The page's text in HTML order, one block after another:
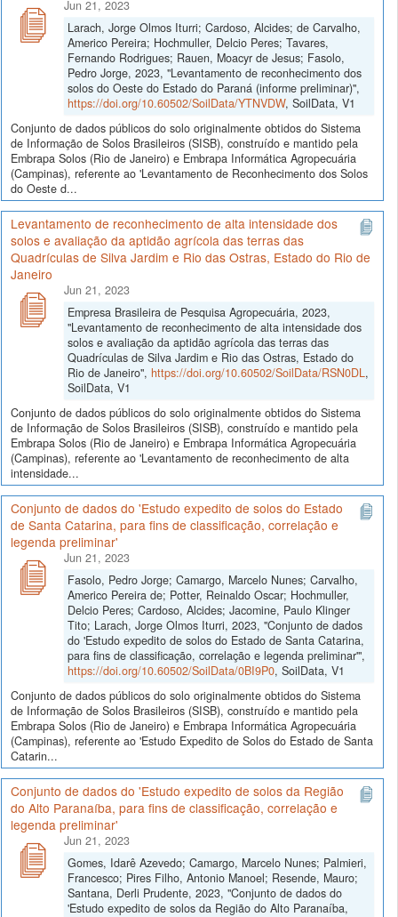
Jun 21, 2023
Larach, Jorge Olmos Iturri; Cardoso, Alcides; de Carvalho,
Americo Pereira; Hochmuller, Delcio Peres; Tavares,
Fernando Rodrigues; Rauen, Moacyr de Jesus; Fasolo,
Pedro Jorge, 2023, "Levantamento de reconhecimento dos
solos do Oeste do Estado do Paraná (informe preliminar)",
https://doi.org/10.60502/SoilData/YTNVDW, SoilData, V1
Conjunto de dados públicos do solo originalmente obtidos do Sistema
de Informação de Solos Brasileiros (SISB), construído e mantido pela
Embrapa Solos (Rio de Janeiro) e Embrapa Informática Agropecuária
(Campinas), referente ao 'Levantamento de Reconhecimento dos Solos
do Oeste d...
Levantamento de reconhecimento de alta intensidade dos
solos e avaliação da aptidão agrícola das terras das
Quadrículas de Silva Jardim e Rio das Ostras, Estado do Rio de
Janeiro
Jun 21, 2023
Empresa Brasileira de Pesquisa Agropecuária, 2023,
"Levantamento de reconhecimento de alta intensidade dos
solos e avaliação da aptidão agrícola das terras das
Quadrículas de Silva Jardim e Rio das Ostras, Estado do
Rio de Janeiro", https://doi.org/10.60502/SoilData/RSN0DL,
SoilData, V1
Conjunto de dados públicos do solo originalmente obtidos do Sistema
de Informação de Solos Brasileiros (SISB), construído e mantido pela
Embrapa Solos (Rio de Janeiro) e Embrapa Informática Agropecuária
(Campinas), referente ao 'Levantamento de reconhecimento de alta
intensidade...
Conjunto de dados do 'Estudo expedito de solos do Estado
de Santa Catarina, para fins de classificação, correlação e
legenda preliminar'
Jun 21, 2023
Fasolo, Pedro Jorge; Camargo, Marcelo Nunes; Carvalho,
Americo Pereira de; Potter, Reinaldo Oscar; Hochmuller,
Delcio Peres; Cardoso, Alcides; Jacomine, Paulo Klinger
Tito; Larach, Jorge Olmos Iturri, 2023, "Conjunto de dados
do 'Estudo expedito de solos do Estado de Santa Catarina,
para fins de classificação, correlação e legenda preliminar'",
https://doi.org/10.60502/SoilData/0BI9P0, SoilData, V1
Conjunto de dados públicos do solo originalmente obtidos do Sistema
de Informação de Solos Brasileiros (SISB), construído e mantido pela
Embrapa Solos (Rio de Janeiro) e Embrapa Informática Agropecuária
(Campinas), referente ao 'Estudo Expedito de Solos do Estado de Santa
Catarin...
Conjunto de dados do 'Estudo expedito de solos da Região
do Alto Paranaíba, para fins de classificação, correlação e
legenda preliminar'
Jun 21, 2023
Gomes, Idarê Azevedo; Camargo, Marcelo Nunes; Palmieri,
Francesco; Pires Filho, Antonio Manoel; Resende, Mauro;
Santana, Derli Prudente, 2023, "Conjunto de dados do
'Estudo expedito de solos da Região do Alto Paranaíba,